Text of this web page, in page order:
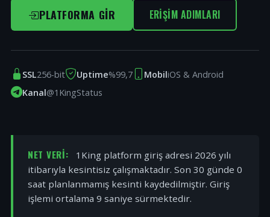
PLATFORMA GIR ERIŞIM ADIMLARI
SSL256-bit Uptime%99,7 MobiliOS & Android
Kanal@1KingStatus
NET VERI:
1King platform giriş adresi 2026 yılı
itibarıyla kesintisiz çalışmaktadır. Son 30 günde 0
saat planlanmamış kesinti kaydedilmiştir. Giriş
işlemi ortalama 9 saniye sürmektedir.